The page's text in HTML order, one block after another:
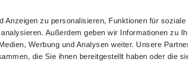
Anzeigen zu personalisieren, Funktionen für
Außerdem geben wir Informationen zu
Werbung und Analysen weiter. Unsere
die Sie ihnen bereitgestellt haben oder die